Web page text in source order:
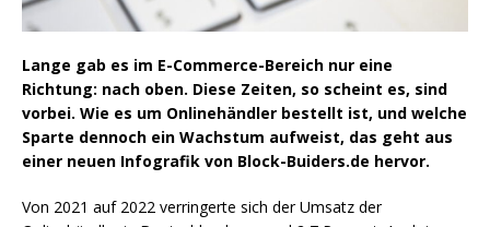
Lange gab es im E-Commerce-Bereich nur eine
Richtung: nach oben. Diese Zeiten, so scheint es, sind
vorbei. Wie es um Onlinehändler bestellt ist, und welche
Sparte dennoch ein Wachstum aufweist, das geht aus
einer neuen Infografik von Block-Buiders.de hervor.
Von 2021 auf 2022 verringerte sich der Umsatz der